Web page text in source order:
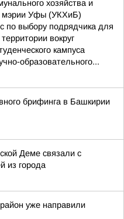
хозяйства и
мэрии Уфы (УКХиБ)
по выбору подрядчика для
вокруг
кампуса
образовательного...
брифинга в Башкирии
Деме связали с
из города
уже направили